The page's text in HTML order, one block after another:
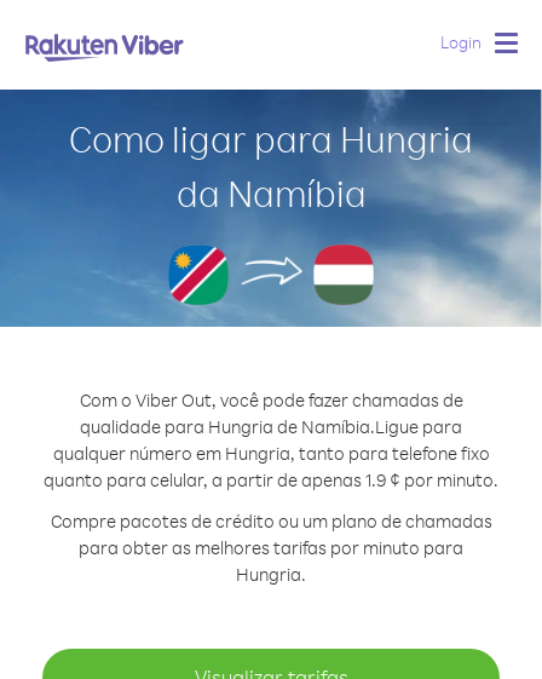
Login
Como ligar para Hungria
da Namíbia
Com o Viber Out, você pode fazer chamadas de
qualidade para Hungria de Namíbia.Ligue para
qualquer número em Hungria, tanto para telefone fixo
quanto para celular, a partir de apenas 1.9 ¢ por minuto.
Compre pacotes de crédito ou um plano de chamadas
para obter as melhores tarifas por minuto para
Hungria.